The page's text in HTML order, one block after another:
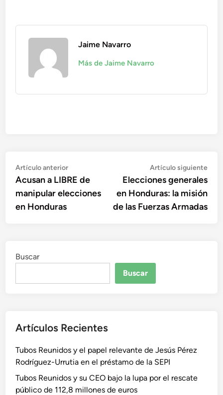
Jaime Navarro
Más de Jaime Navarro
Navegación
de
entradas
Artículo anteriorArtículo
anterior:
Acusan a LIBRE de
manipular elecciones
en Honduras
Artículo siguiente
Elecciones generales
en Honduras: la misión
de las Fuerzas Armadas
Buscar
Buscar
Artículos Recientes
Tubos Reunidos y el papel relevante de Jesús Pérez
Rodríguez-Urrutia en el préstamo de la SEPI
Tubos Reunidos y su CEO bajo la lupa por el rescate
público de 112,8 millones de euros